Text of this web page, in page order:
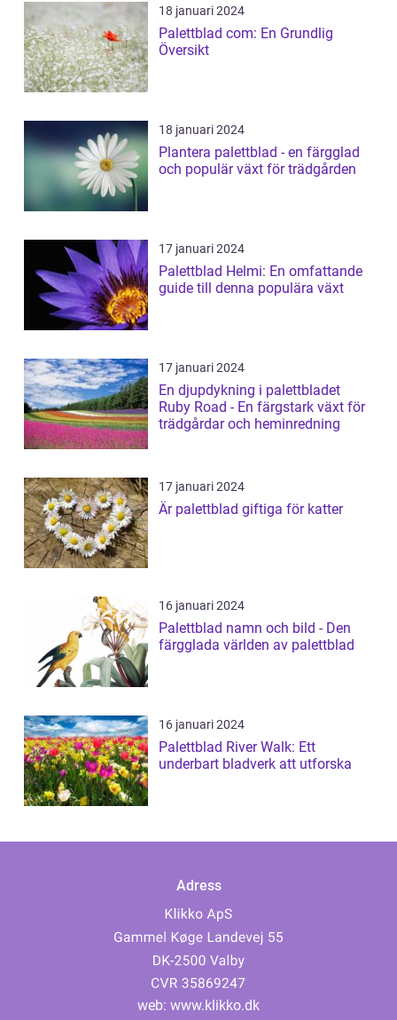
18 januari 2024
Palettblad com: En Grundlig
Översikt
18 januari 2024
Plantera palettblad - en färgglad
och populär växt för trädgården
17 januari 2024
Palettblad Helmi: En omfattande
guide till denna populära växt
17 januari 2024
En djupdykning i palettbladet
Ruby Road - En färgstark växt för
trädgårdar och heminredning
17 januari 2024
Är palettblad giftiga för katter
16 januari 2024
Palettblad namn och bild - Den
färgglada världen av palettblad
16 januari 2024
Palettblad River Walk: Ett
underbart bladverk att utforska
Adress
web: www.klikko.dk